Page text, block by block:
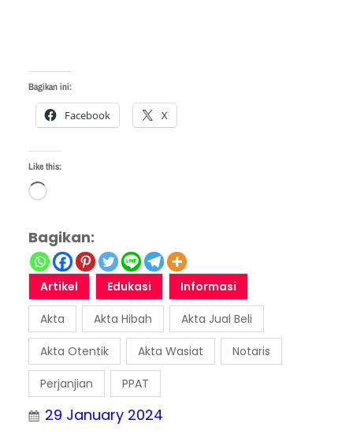
Bagikan ini:
Facebook X
Like this:
L
a
d
i
n
g
…
Bagikan:
Artikel Edukasi Informasi
Akta Akta Hibah Akta Jual Beli
Akta Otentik Akta Wasiat Notaris
Perjanjian PPAT
29 January 2024